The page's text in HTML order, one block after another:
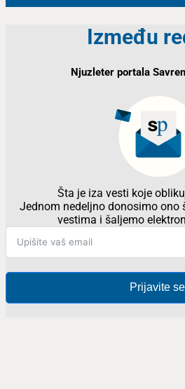
Između
Njuzleter portala
Šta je iza vesti koje
Jednom nedeljno donosimo ono
vestima i šaljemo
Prijavite se